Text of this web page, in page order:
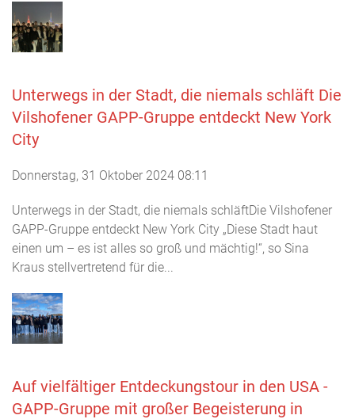
Unterwegs in der Stadt, die niemals schläft Die
Vilshofener GAPP-Gruppe entdeckt New York
City
Donnerstag, 31 Oktober 2024 08:11
Unterwegs in der Stadt, die niemals schläftDie Vilshofener
GAPP-Gruppe entdeckt New York City „Diese Stadt haut
einen um – es ist alles so groß und mächtig!“, so Sina
Kraus stellvertretend für die...
Auf vielfältiger Entdeckungstour in den USA -
GAPP-Gruppe mit großer Begeisterung in